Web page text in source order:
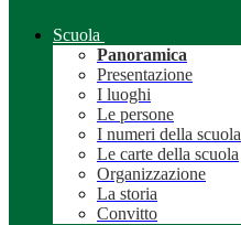
Scuola
Panoramica
Presentazione
I luoghi
Le persone
I numeri della scuola
Le carte della scuola
Organizzazione
La storia
Convitto